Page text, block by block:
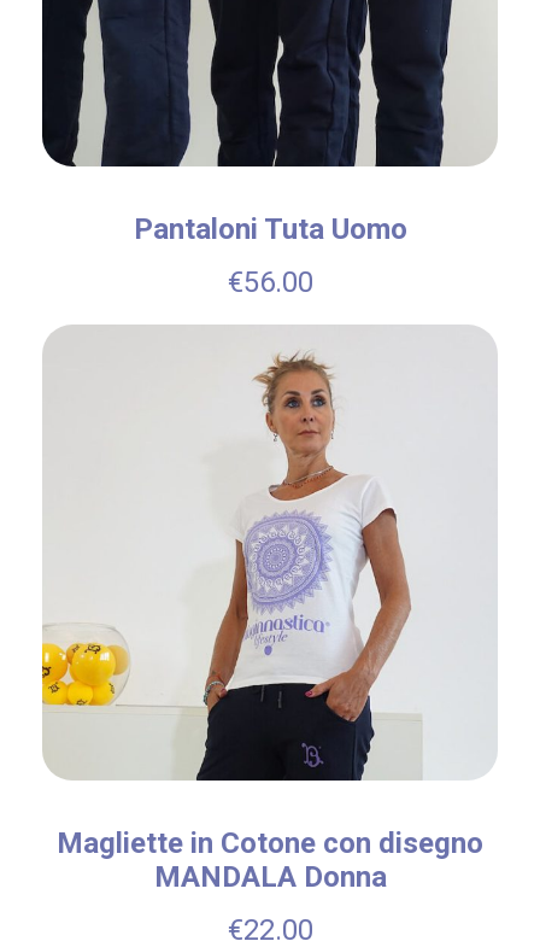
à
Pantaloni Tuta Uomo
€56.00
Magliette in Cotone con disegno
MANDALA Donna
€22.00